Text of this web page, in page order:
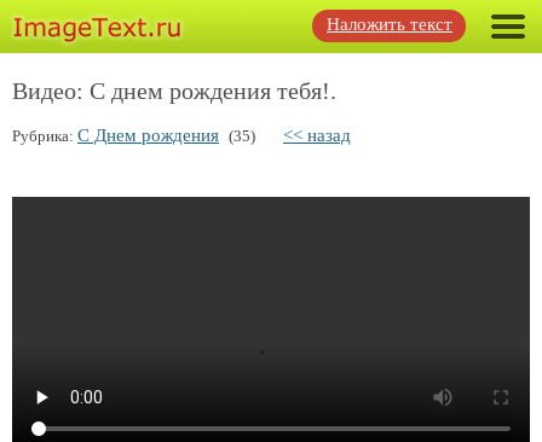
Наложить текст
Видео: С днем рождения тебя!.
Рубрика: С Днем рождения (35) << назад